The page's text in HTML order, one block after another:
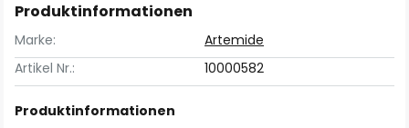
Produktinformationen
Marke:
Artemide
Artikel Nr.:
10000582
Produktinformationen